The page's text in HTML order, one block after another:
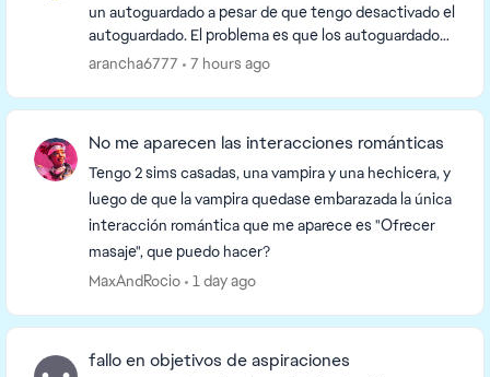
un autoguardado a pesar de que tengo desactivado el
autoguardado. El problema es que los autoguardados
no se pueden borrar desde el menú principa...
arancha6777 7 hours ago
No me aparecen las interacciones románticas
Tengo 2 sims casadas, una vampira y una hechicera, y
luego de que la vampira quedase embarazada la única
interacción romántica que me aparece es "Ofrecer
masaje", que puedo hacer?
MaxAndRocio
1 day ago
fallo en objetivos de aspiraciones